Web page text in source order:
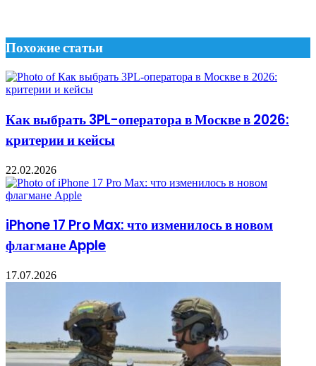
Похожие статьи
Как выбрать 3PL-оператора в Москве в 2026:
критерии и кейсы
22.02.2026
iPhone 17 Pro Max: что изменилось в новом
флагмане Apple
17.07.2026